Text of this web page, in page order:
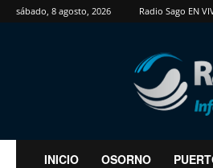
sábado, 8 agosto, 2026 Radio Sago EN
RadioSago
INICIO OSORNO